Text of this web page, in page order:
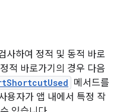
사하여 정적 및 동적 바로
적 바로가기의 경우 다음
메서드를
용자가 앱 내에서 특정 작